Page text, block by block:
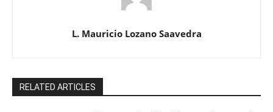
L. Mauricio Lozano Saavedra
RELATED ARTICLES